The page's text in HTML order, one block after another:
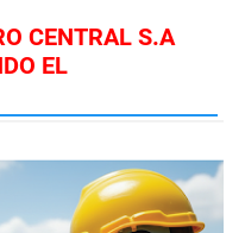
CENTRAL S.A
EL